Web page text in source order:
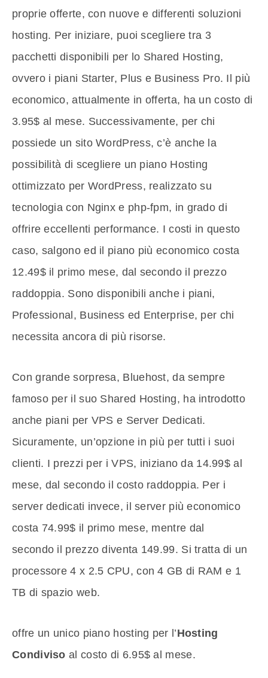
proprie offerte, con nuove e differenti soluzioni
hosting. Per iniziare, puoi scegliere tra 3
pacchetti disponibili per lo Shared Hosting,
ovvero i piani Starter, Plus e Business Pro. Il più
economico, attualmente in offerta, ha un costo di
3.95$ al mese. Successivamente, per chi
possiede un sito WordPress, c’è anche la
possibilità di scegliere un piano Hosting
ottimizzato per WordPress, realizzato su
tecnologia con Nginx e php-fpm, in grado di
offrire eccellenti performance. I costi in questo
caso, salgono ed il piano più economico costa
12.49$ il primo mese, dal secondo il prezzo
raddoppia. Sono disponibili anche i piani,
Professional, Business ed Enterprise, per chi
necessita ancora di più risorse.
Con grande sorpresa, Bluehost, da sempre
famoso per il suo Shared Hosting, ha introdotto
anche piani per VPS e Server Dedicati.
Sicuramente, un’opzione in più per tutti i suoi
clienti. I prezzi per i VPS, iniziano da 14.99$ al
mese, dal secondo il costo raddoppia. Per i
server dedicati invece, il server più economico
costa 74.99$ il primo mese, mentre dal
secondo il prezzo diventa 149.99. Si tratta di un
processore 4 x 2.5 CPU, con 4 GB di RAM e 1
TB di spazio web.
offre un unico piano hosting per l’Hosting
Condiviso al costo di 6.95$ al mese.